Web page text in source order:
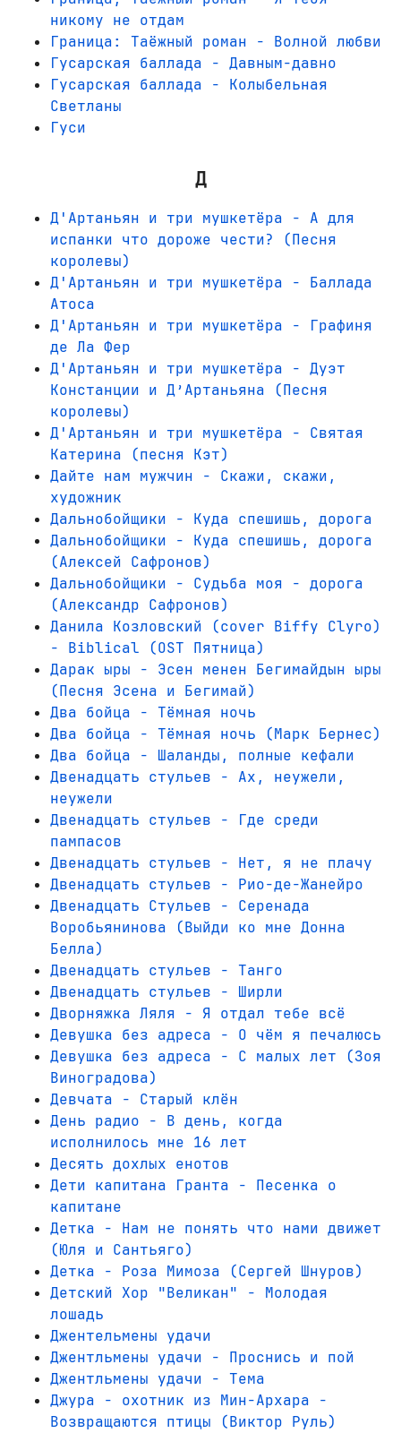
никому не отдам
Граница: Таёжный роман - Волной любви
Гусарская баллада - Давным-давно
Гусарская баллада - Колыбельная
Светланы
Гуси
Д
Д'Артаньян и три мушкетёра - А для
испанки что дороже чести? (Песня
королевы)
Д'Артаньян и три мушкетёра - Баллада
Атоса
Д'Артаньян и три мушкетёра - Графиня
де Ла Фер
Д'Артаньян и три мушкетёра - Дуэт
Констанции и Д’Артаньяна (Песня
королевы)
Д'Артаньян и три мушкетёра - Святая
Катерина (песня Кэт)
Дайте нам мужчин - Скажи, скажи,
художник
Дальнобойщики - Куда спешишь, дорога
Дальнобойщики - Куда спешишь, дорога
(Алексей Сафронов)
Дальнобойщики - Судьба моя - дорога
(Александр Сафронов)
Данила Козловский (cover Biffy Clyro)
- Biblical (OST Пятница)
Дарак ыры - Эсен менен Бегимайдын ыры
(Песня Эсена и Бегимай)
Два бойца - Тёмная ночь
Два бойца - Тёмная ночь (Марк Бернес)
Два бойца - Шаланды, полные кефали
Двенадцать стульев - Ах, неужели,
неужели
Двенадцать стульев - Где среди
пампасов
Двенадцать стульев - Нет, я не плачу
Двенадцать стульев - Рио-де-Жанейро
Двенадцать Стульев - Серенада
Воробьянинова (Выйди ко мне Донна
Белла)
Двенадцать стульев - Танго
Двенадцать стульев - Ширли
Дворняжка Ляля - Я отдал тебе всё
Девушка без адреса - О чём я печалюсь
Девушка без адреса - С малых лет (Зоя
Виноградова)
Девчата - Старый клён
День радио - В день, когда
исполнилось мне 16 лет
Десять дохлых енотов
Дети капитана Гранта - Песенка о
капитане
Детка - Нам не понять что нами движет
(Юля и Сантьяго)
Детка - Роза Мимоза (Сергей Шнуров)
Детский Хор "Великан" - Молодая
лошадь
Джентельмены удачи
Джентльмены удачи - Проснись и пой
Джентльмены удачи - Тема
Джура - охотник из Мин-Архара -
Возвращаются птицы (Виктор Руль)